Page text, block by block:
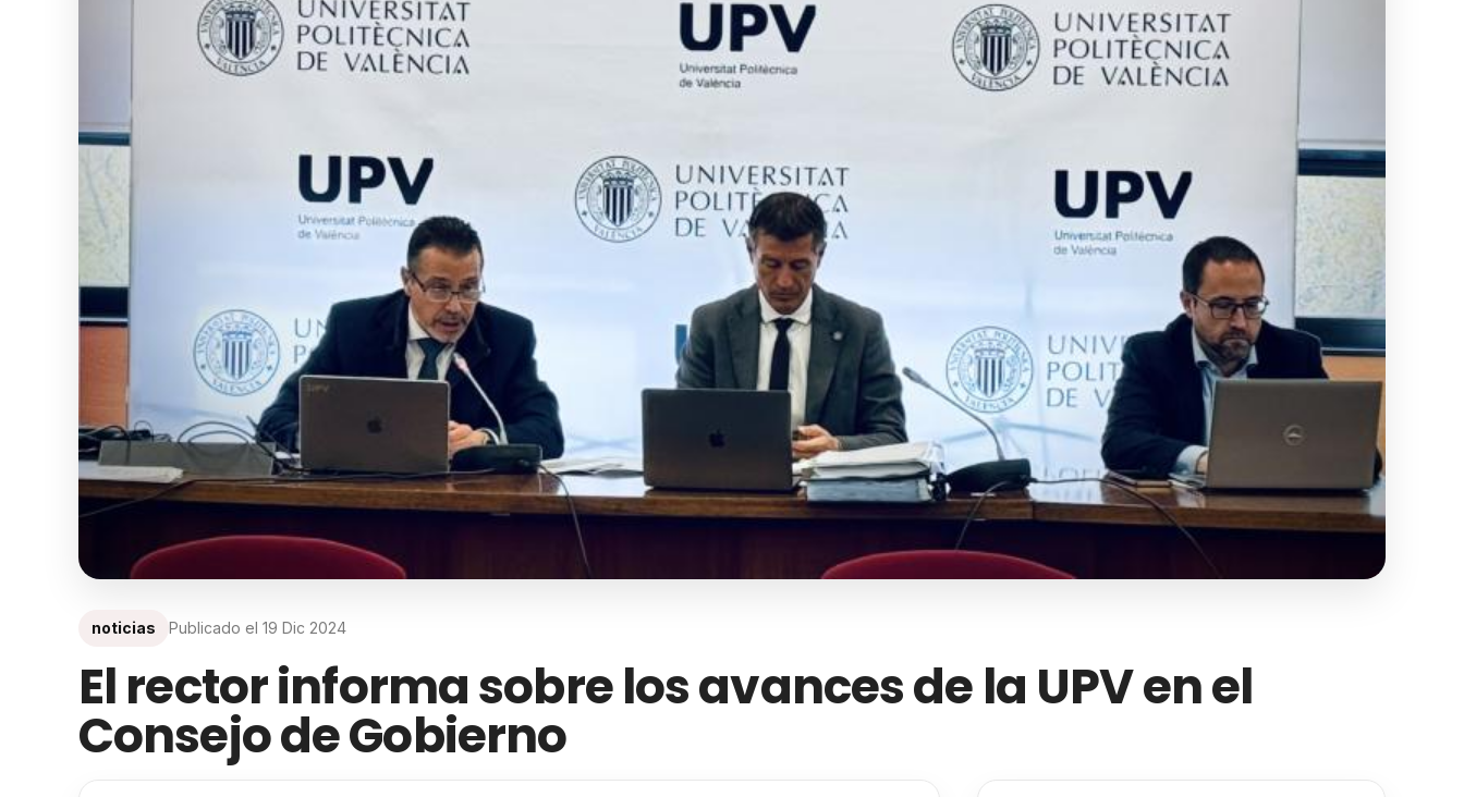
noticias Publicado el 19 Dic 2024
El rector informa sobre los avances de la UPV en el
Consejo de Gobierno